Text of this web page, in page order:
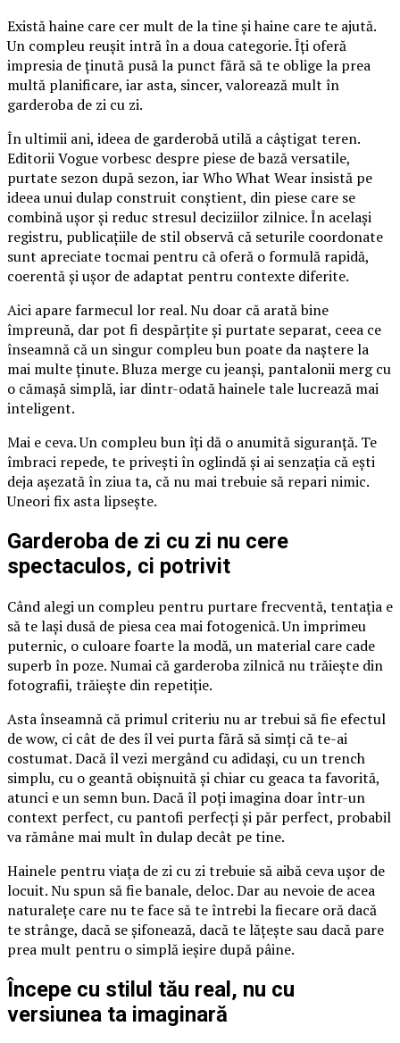
Există haine care cer mult de la tine și haine care te ajută.
Un compleu reușit intră în a doua categorie. Îți oferă
impresia de ținută pusă la punct fără să te oblige la prea
multă planificare, iar asta, sincer, valorează mult în
garderoba de zi cu zi.
În ultimii ani, ideea de garderobă utilă a câștigat teren.
Editorii Vogue vorbesc despre piese de bază versatile,
purtate sezon după sezon, iar Who What Wear insistă pe
ideea unui dulap construit conștient, din piese care se
combină ușor și reduc stresul deciziilor zilnice. În același
registru, publicațiile de stil observă că seturile coordonate
sunt apreciate tocmai pentru că oferă o formulă rapidă,
coerentă și ușor de adaptat pentru contexte diferite.
Aici apare farmecul lor real. Nu doar că arată bine
împreună, dar pot fi despărțite și purtate separat, ceea ce
înseamnă că un singur compleu bun poate da naștere la
mai multe ținute. Bluza merge cu jeanși, pantalonii merg cu
o cămașă simplă, iar dintr-odată hainele tale lucrează mai
inteligent.
Mai e ceva. Un compleu bun îți dă o anumită siguranță. Te
îmbraci repede, te privești în oglindă și ai senzația că ești
deja așezată în ziua ta, că nu mai trebuie să repari nimic.
Uneori fix asta lipsește.
Garderoba de zi cu zi nu cere
spectaculos, ci potrivit
Când alegi un compleu pentru purtare frecventă, tentația e
să te lași dusă de piesa cea mai fotogenică. Un imprimeu
puternic, o culoare foarte la modă, un material care cade
superb în poze. Numai că garderoba zilnică nu trăiește din
fotografii, trăiește din repetiție.
Asta înseamnă că primul criteriu nu ar trebui să fie efectul
de wow, ci cât de des îl vei purta fără să simți că te-ai
costumat. Dacă îl vezi mergând cu adidași, cu un trench
simplu, cu o geantă obișnuită și chiar cu geaca ta favorită,
atunci e un semn bun. Dacă îl poți imagina doar într-un
context perfect, cu pantofi perfecți și păr perfect, probabil
va rămâne mai mult în dulap decât pe tine.
Hainele pentru viața de zi cu zi trebuie să aibă ceva ușor de
locuit. Nu spun să fie banale, deloc. Dar au nevoie de acea
naturalețe care nu te face să te întrebi la fiecare oră dacă
te strânge, dacă se șifonează, dacă te lățește sau dacă pare
prea mult pentru o simplă ieșire după pâine.
Începe cu stilul tău real, nu cu
versiunea ta imaginară